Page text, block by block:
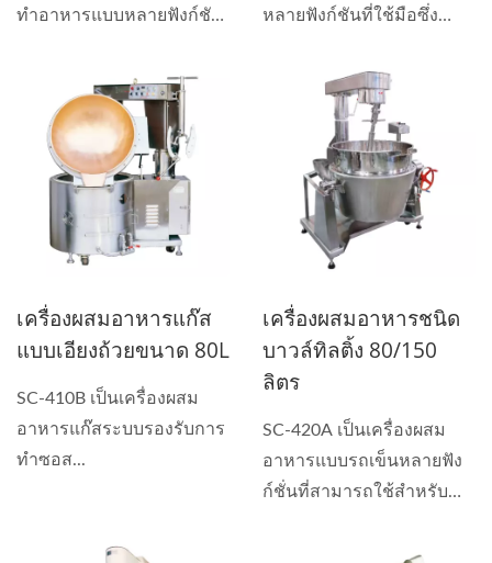
ทำอาหารแบบหลายฟังก์ชัน
หลายฟังก์ชันที่ใช้มือซึ่ง
เครื่องผสมอาหารแก๊ส
แบบเอียงถ้วยขนาด 80L
SC-410B เป็นเครื่องผสม
อาหารแก๊สระบบรองรับการ
ทำซอส...
เครื่องผสมอาหารชนิด
บาวล์ทิลติ้ง 80/150
ลิตร
SC-420A เป็นเครื่องผสม
อาหารแบบรถเข็นหลายฟัง
ก์ชั่นที่สามารถใช้สำหรับ